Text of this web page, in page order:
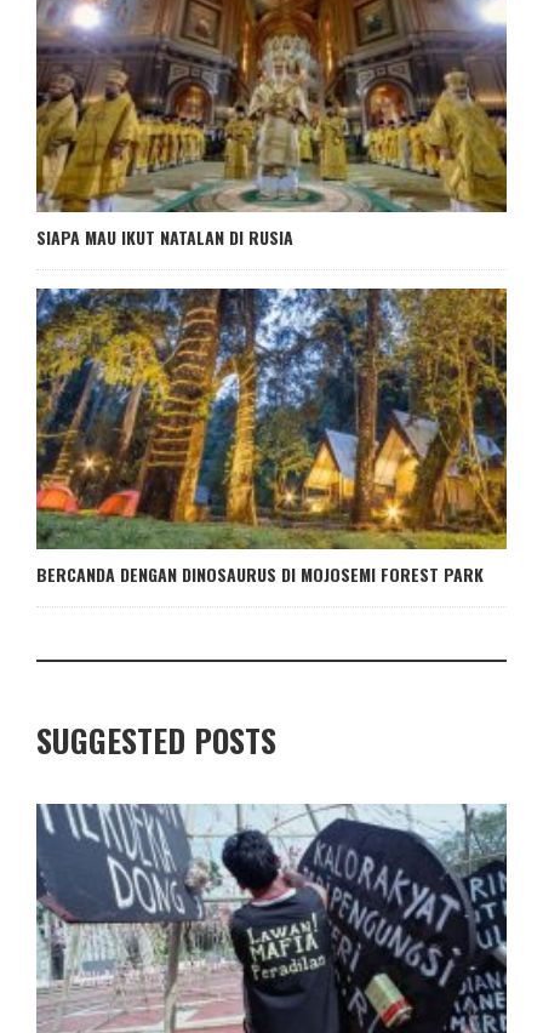
SIAPA MAU IKUT NATALAN DI RUSIA
BERCANDA DENGAN DINOSAURUS DI MOJOSEMI FOREST PARK
SUGGESTED POSTS